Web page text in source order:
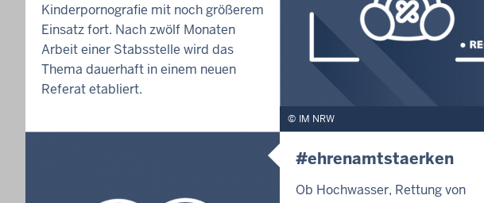
IM NRW
Kinderpornografie mit noch größerem
Einsatz fort. Nach zwölf Monaten
Arbeit einer Stabsstelle wird das
Thema dauerhaft in einem neuen
Referat etabliert.
#ehrenamtstaerken
Ob Hochwasser, Rettung von